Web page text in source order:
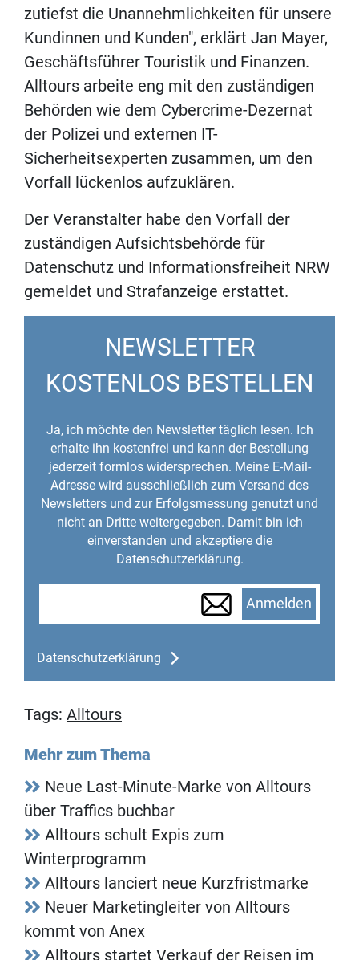
zutiefst die Unannehmlichkeiten für unsere
Kundinnen und Kunden", erklärt Jan Mayer,
Geschäftsführer Touristik und Finanzen.
Alltours arbeite eng mit den zuständigen
Behörden wie dem Cybercrime-Dezernat
der Polizei und externen IT-
Sicherheitsexperten zusammen, um den
Vorfall lückenlos aufzuklären.
Der Veranstalter habe den Vorfall der
zuständigen Aufsichtsbehörde für
Datenschutz und Informationsfreiheit NRW
gemeldet und Strafanzeige erstattet.
NEWSLETTER
KOSTENLOS BESTELLEN
Ja, ich möchte den Newsletter täglich lesen. Ich
erhalte ihn kostenfrei und kann der Bestellung
jederzeit formlos widersprechen. Meine E-Mail-
Adresse wird ausschließlich zum Versand des
Newsletters und zur Erfolgsmessung genutzt und
nicht an Dritte weitergegeben. Damit bin ich
einverstanden und akzeptiere die
Datenschutzerklärung.
Anmelden
Datenschutzerklärung
Tags: Alltours
Mehr zum Thema
Neue Last-Minute-Marke von Alltours
über Traffics buchbar
Alltours schult Expis zum
Winterprogramm
Alltours lanciert neue Kurzfristmarke
Neuer Marketingleiter von Alltours
kommt von Anex
Alltours startet Verkauf der Reisen im